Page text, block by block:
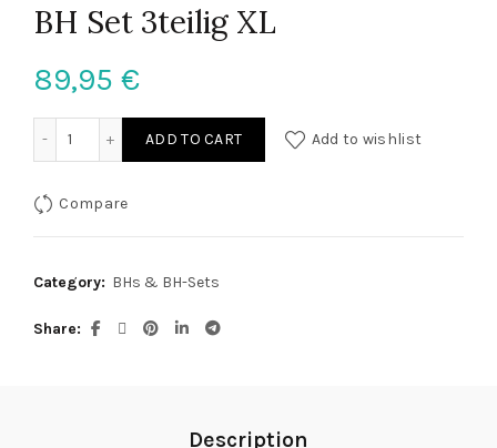
BH Set 3teilig XL
89,95 €
ADD TO CART Add to wishlist
Compare
Category: BHs & BH-Sets
Share
Description